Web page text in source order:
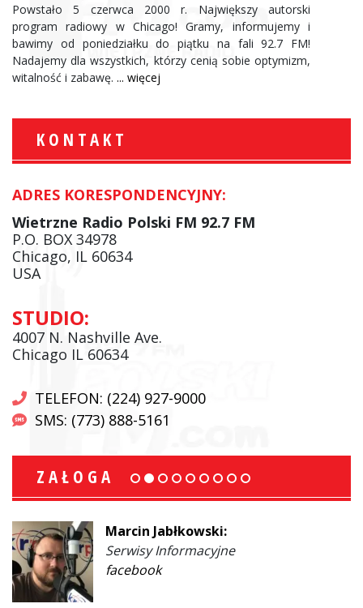
Powstało 5 czerwca 2000 r. Największy autorski
program radiowy w Chicago! Gramy, informujemy i
bawimy od poniedziałku do piątku na fali 92.7 FM!
Nadajemy dla wszystkich, którzy cenią sobie optymizm,
witalność i zabawę. ... więcej
KONTAKT
ADRES KORESPONDENCYJNY:
Wietrzne Radio Polski FM 92.7 FM
P.O. BOX 34978
Chicago, IL 60634
USA
STUDIO:
4007 N. Nashville Ave.
Chicago IL 60634
TELEFON: (224) 927-9000
SMS: (773) 888-5161
ZAŁOGA
Marcin Jabłkowski:
Serwisy Informacyjne
facebook